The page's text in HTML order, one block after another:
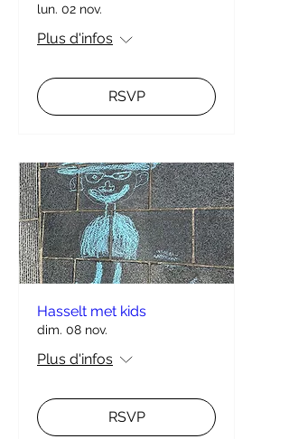
lun. 02 nov.
Plus d'infos
RSVP
Hasselt met kids
dim. 08 nov.
Plus d'infos
RSVP